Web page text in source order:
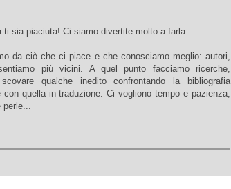
ti sia piaciuta! Ci siamo divertite molto a farla.
da ciò che ci piace e che conosciamo meglio: autori,
più vicini. A quel punto facciamo ricerche,
qualche inedito confrontando la bibliografia
con quella in traduzione. Ci vogliono tempo e pazienza,
perle...